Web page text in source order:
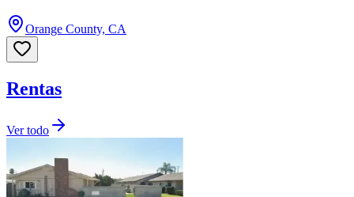
Orange County, CA
Rentas
Ver todo